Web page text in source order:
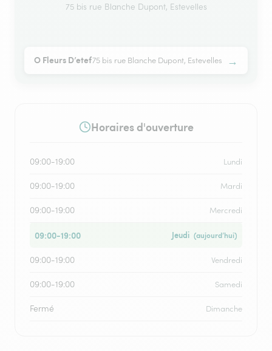
75 bis rue Blanche Dupont, Estevelles
O Fleurs D’etef75 bis rue Blanche Dupont, Estevelles →
Horaires d'ouverture
09:00-19:00 Lundi
09:00-19:00 Mardi
09:00-19:00 Mercredi
09:00-19:00 Jeudi (aujourd’hui)
09:00-19:00 Vendredi
09:00-19:00 Samedi
Fermé Dimanche